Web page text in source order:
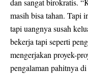
dan sangat birokratis.
masih bisa tahan. Tapi
tapi uangnya susah
bekerja tapi seperti
mengerjakan proyek-
pengalaman pahitnya